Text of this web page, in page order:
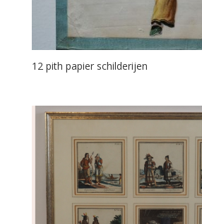
12 pith papier schilderijen